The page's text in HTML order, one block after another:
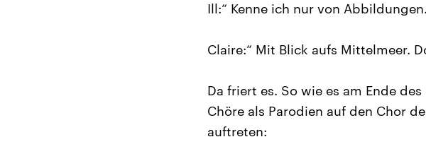
Ill:“ Kenne ich nur von
Claire:“ Mit Blick aufs Mittelmeer.
Da friert es. So wie es am Ende
Chöre als Parodien auf den Chor
auftreten: